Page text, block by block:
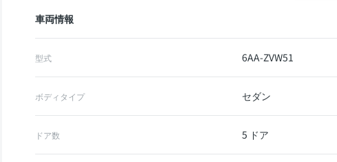
車両情報
型式 6AA-ZVW51
ボディタイプ セダン
ドア数 5 ドア